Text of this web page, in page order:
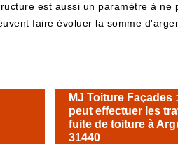
est aussi un paramètre à ne
faire évoluer la somme
MJ Toiture
peut effectuer les
fuite de toiture à
31440